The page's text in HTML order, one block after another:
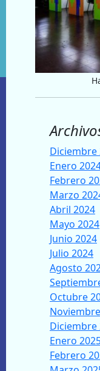
Diciembre
Enero
Febrero
Marzo
Abril 2024
Mayo 2024
Junio 2024
Julio 2024
Agosto
Octubre
Diciembre
Enero
Febrero